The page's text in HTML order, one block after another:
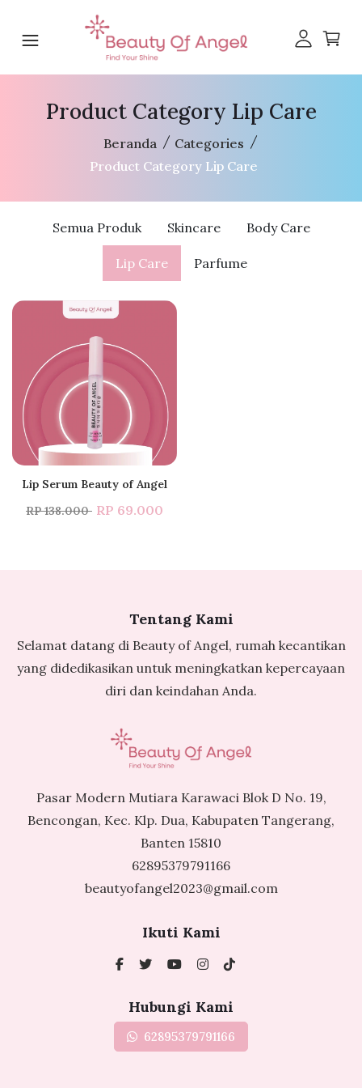
Product Category Lip Care
Beranda
Categories
Product Category Lip Care
Semua Produk Skincare Body Care
Lip Care Parfume
Lip Serum Beauty of Angel
RP 138.000 RP 69.000
Tentang Kami
Selamat datang di Beauty of Angel, rumah kecantikan
yang didedikasikan untuk meningkatkan kepercayaan
diri dan keindahan Anda.
Pasar Modern Mutiara Karawaci Blok D No. 19,
Bencongan, Kec. Klp. Dua, Kabupaten Tangerang,
Banten 15810
62895379791166
beautyofangel2023@gmail.com
Ikuti Kami
Hubungi Kami
62895379791166